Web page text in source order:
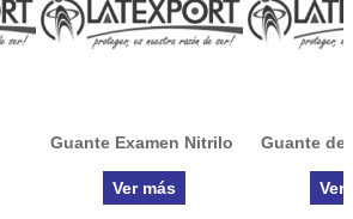
Guante Examen Nitrilo Guante de
Ver más Ver